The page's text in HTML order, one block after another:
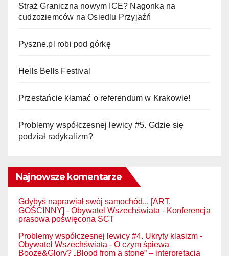
Straż Graniczna nowym ICE? Nagonka na
cudzoziemców na Osiedlu Przyjaźń
Pyszne.pl robi pod górkę
Hells Bells Festival
Przestańcie kłamać o referendum w Krakowie!
Problemy współczesnej lewicy #5. Gdzie się
podział radykalizm?
Najnowsze komentarze
Gdybyś naprawiał swój samochód... [ART.
GOŚCINNY] - Obywatel Wszechświata - Konferencja
prasowa poświęcona SCT
Problemy współczesnej lewicy #4. Ukryty klasizm -
Obywatel Wszechświata - O czym śpiewa
Booze&Glory? „Blood from a stone” – interpretacja